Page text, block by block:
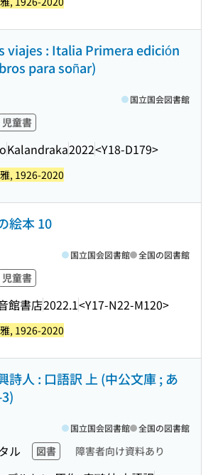
viajes : Italia Primera edición
para soñar)
児童書
Kalandraka2022<Y18-D179>
国立国会図書館
, 1926-2020
絵本 10
児童書
館書店2022.1<Y17-N22-M120>
国立国会図書館 全国の図書館
, 1926-2020
詩人 : 口語訳 上 (中公文庫 ; あ
ル 図書 障害者向け資料あり
国立国会図書館 全国の図書館